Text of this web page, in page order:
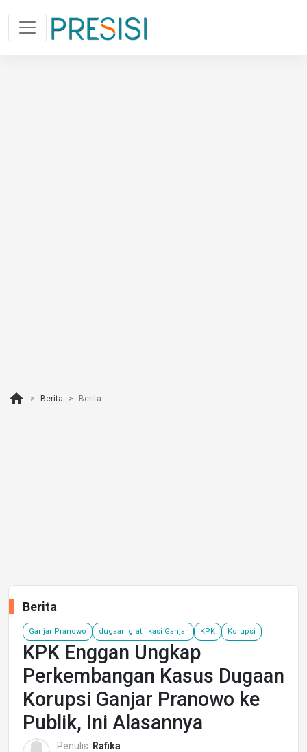
home Berita Berita
Berita
Ganjar Pranowo dugaan gratifikasi Ganjar KPK Korupsi
KPK Enggan Ungkap
Perkembangan Kasus Dugaan
Korupsi Ganjar Pranowo ke
Publik, Ini Alasannya
Penulis: Rafika